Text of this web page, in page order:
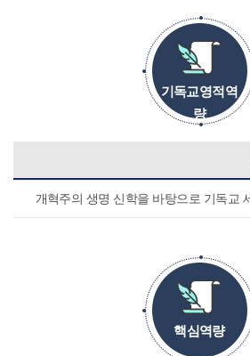
기독교영적역
량
개혁주의 생명 신학을 바탕으로 기독교
핵심역량